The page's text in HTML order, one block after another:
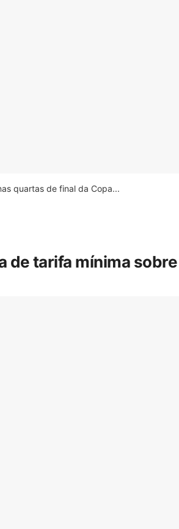
quartas de final da Copa...
tarifa mínima